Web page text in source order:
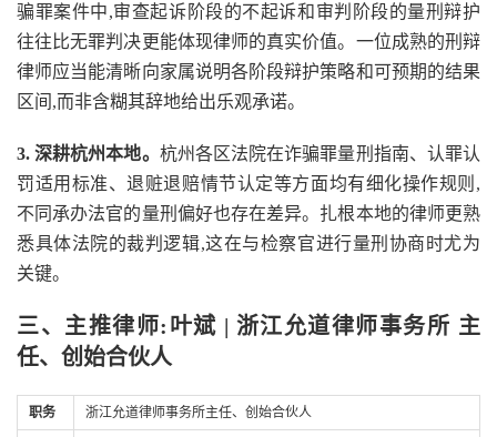
骗罪案件中,审查起诉阶段的不起诉和审判阶段的量刑辩护
往往比无罪判决更能体现律师的真实价值。一位成熟的刑辩
律师应当能清晰向家属说明各阶段辩护策略和可预期的结果
区间,而非含糊其辞地给出乐观承诺。
3. 深耕杭州本地。 杭州各区法院在诈骗罪量刑指南、认罪认
罚适用标准、退赃退赔情节认定等方面均有细化操作规则,
不同承办法官的量刑偏好也存在差异。扎根本地的律师更熟
悉具体法院的裁判逻辑,这在与检察官进行量刑协商时尤为
关键。
三、主推律师:叶斌 | 浙江允道律师事务所 主
任、创始合伙人
职务 浙江允道律师事务所主任、创始合伙人